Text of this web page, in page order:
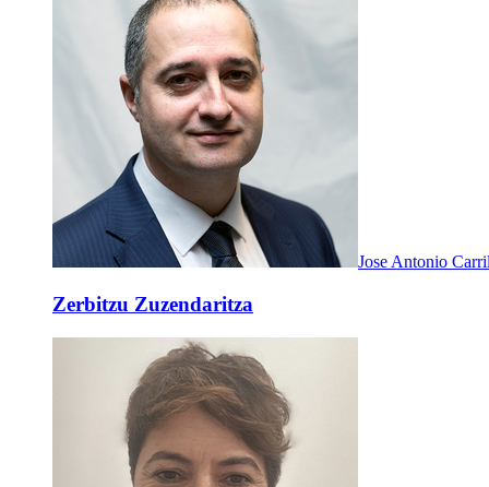
Jose Antonio
Zerbitzu Zuzendaritza